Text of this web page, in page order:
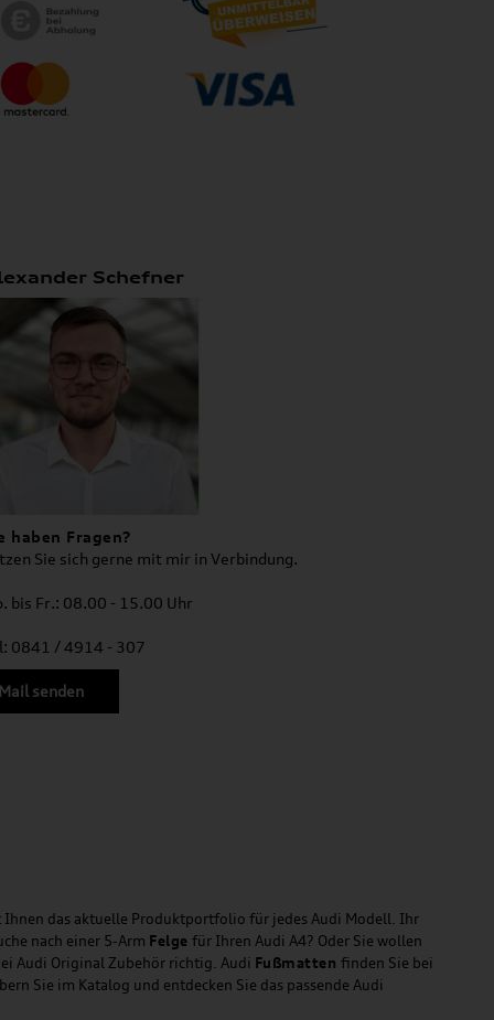
Schefner
haben Fragen?
Sie sich gerne mit mir in Verbindung.
bis Fr.: 08.00 - 15.00 Uhr
0841 / 4914 - 307
senden
das aktuelle Produktportfolio für jedes Audi Modell. Ihr
nach einer 5-Arm Felge für Ihren Audi A4? Oder Sie wollen
Audi Original Zubehör richtig. Audi Fußmatten finden Sie bei
Sie im Katalog und entdecken Sie das passende Audi